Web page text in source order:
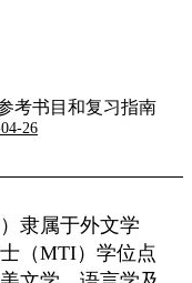
考书目和复习指南
26
隶属于外文学
（MTI）学位点